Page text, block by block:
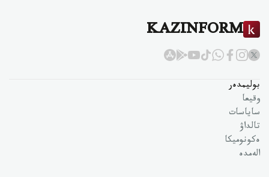
KAZINFORM
بوليمدەر
وقيعا
ساياسات
تالداۋ
ەكونوميكا
الەمدە